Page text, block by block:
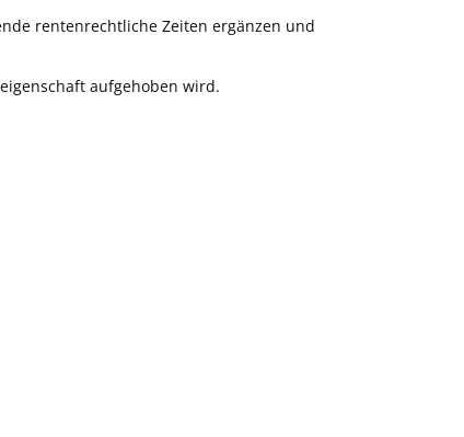
rentenrechtliche Zeiten ergänzen und
aufgehoben wird.